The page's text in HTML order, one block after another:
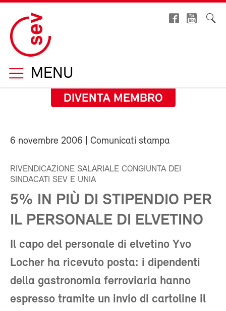
MENU
DIVENTA MEMBRO
6 novembre 2006 | Comunicati stampa
RIVENDICAZIONE SALARIALE CONGIUNTA DEI
SINDACATI SEV E UNIA
5% IN PIÙ DI STIPENDIO PER
IL PERSONALE DI ELVETINO
Il capo del personale di elvetino Yvo
Locher ha ricevuto posta: i dipendenti
della gastronomia ferroviaria hanno
espresso tramite un invio di cartoline il